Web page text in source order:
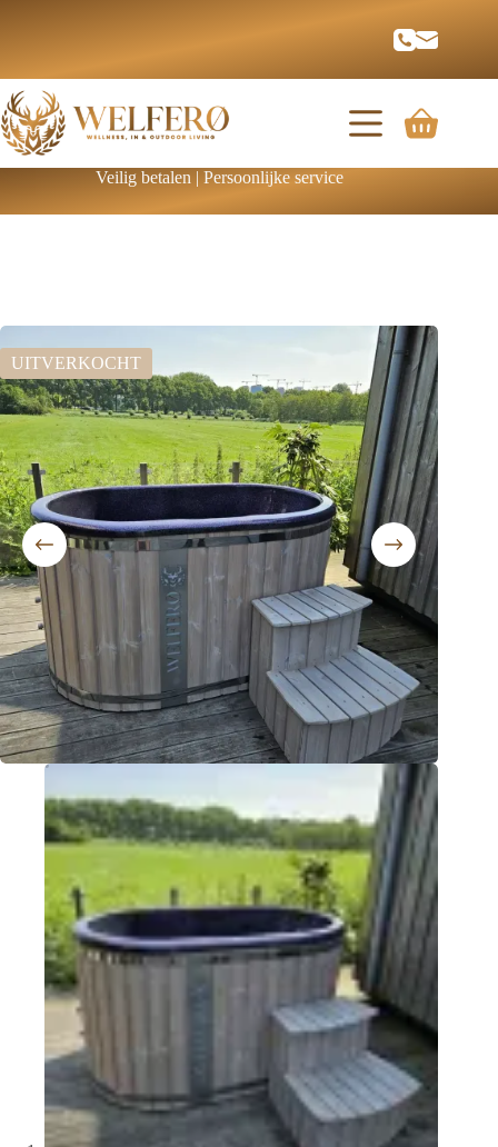
Veilig betalen | Persoonlijke service
UITVERKOCHT